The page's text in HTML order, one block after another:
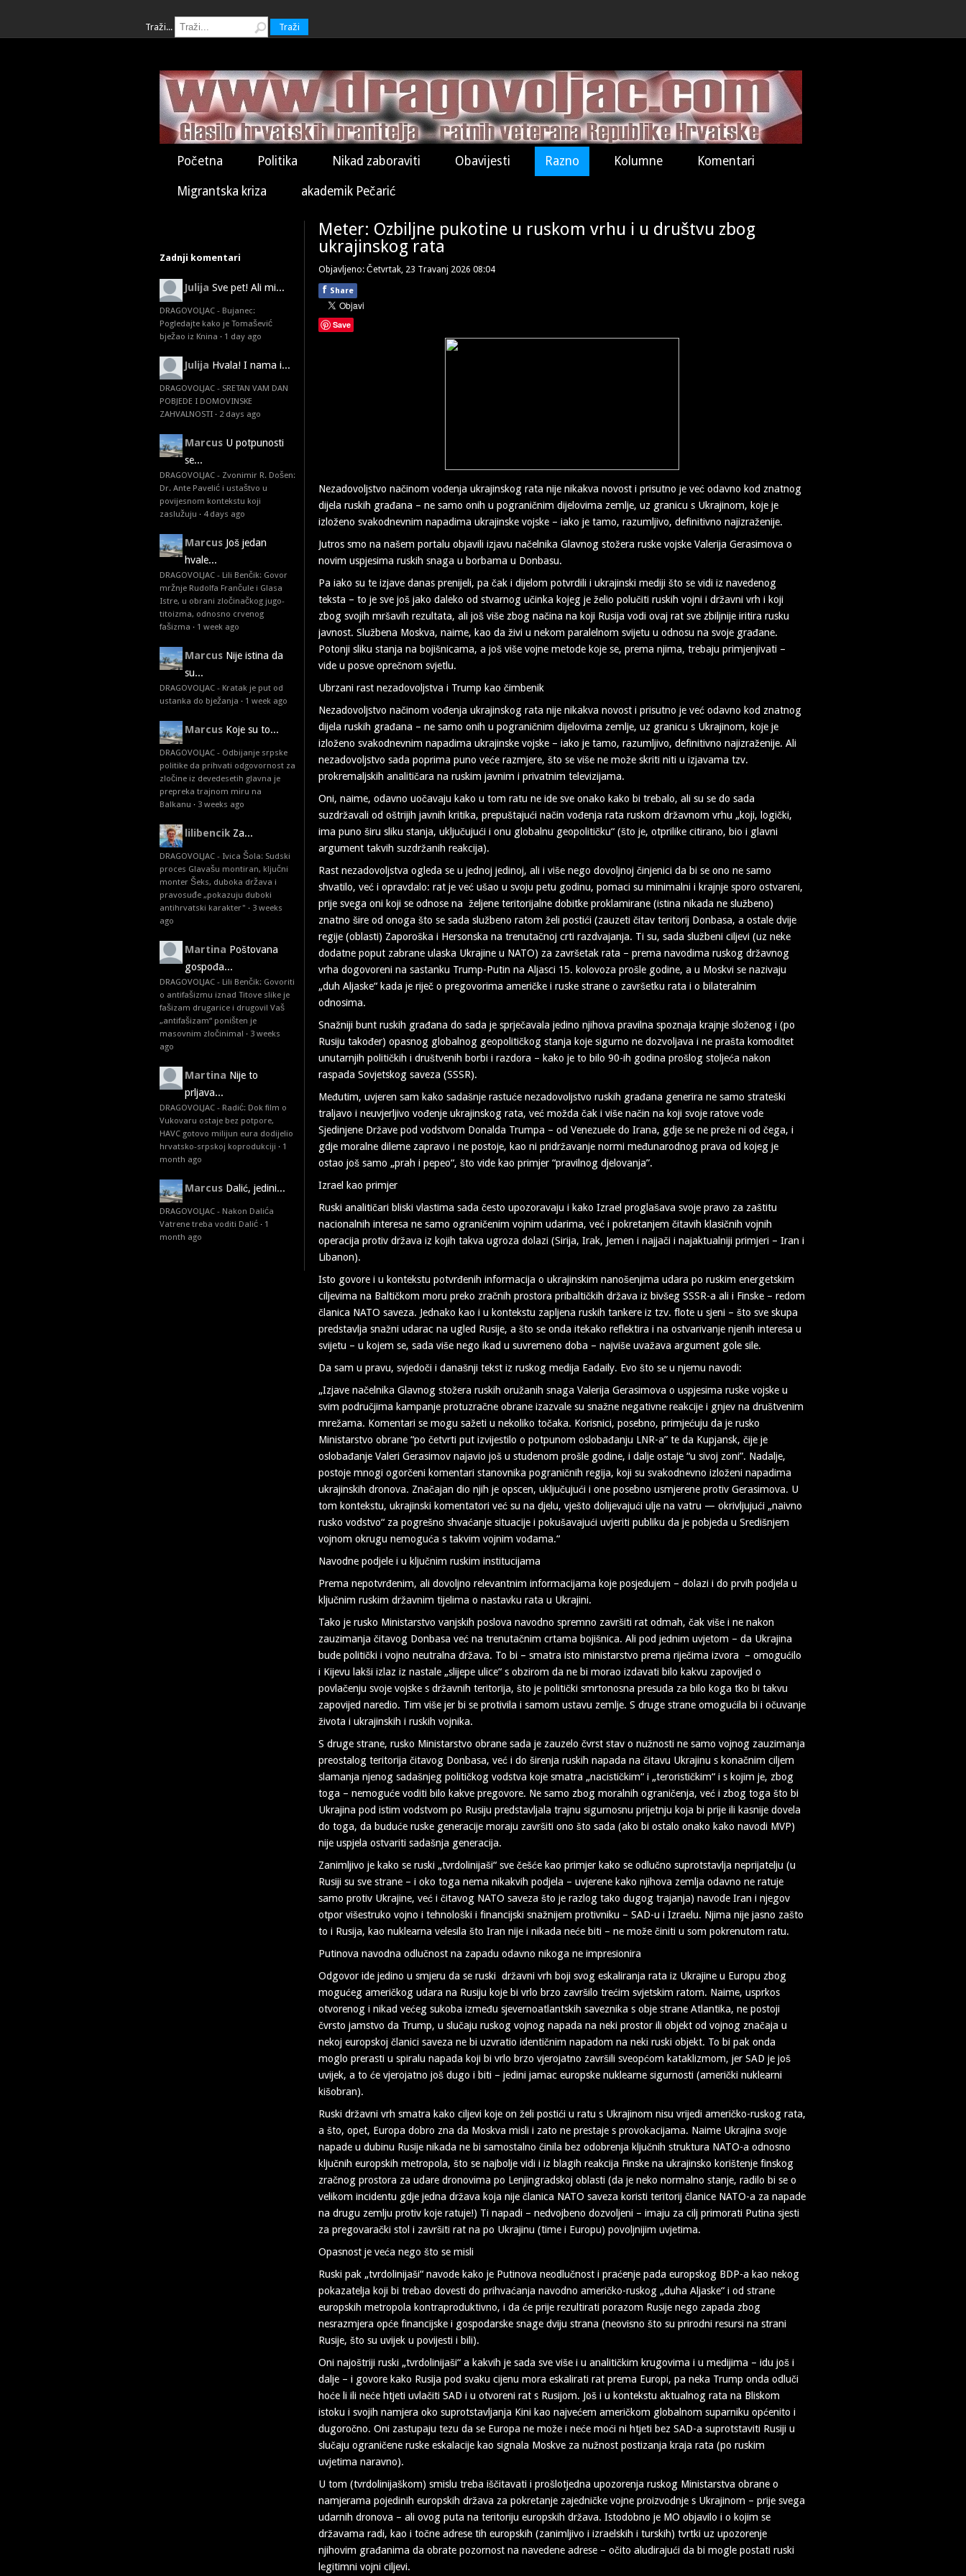
Traži... Traži
Početna Politika Nikad zaboraviti Obavijesti Razno Kolumne Komentari
Migrantska kriza akademik Pečarić
Zadnji komentari
Julija Sve pet! Ali mi...
DRAGOVOLJAC - Bujanec:
Pogledajte kako je Tomašević
bježao iz Knina · 1 day ago
Julija Hvala! I nama i...
DRAGOVOLJAC - SRETAN VAM DAN
POBJEDE I DOMOVINSKE
ZAHVALNOSTI · 2 days ago
Marcus U potpunosti
se...
DRAGOVOLJAC - Zvonimir R. Došen:
Dr. Ante Pavelić i ustaštvo u
povijesnom kontekstu koji
zaslužuju · 4 days ago
Marcus Još jedan
hvale...
DRAGOVOLJAC - Lili Benčik: Govor
mržnje Rudolfa Frančule i Glasa
Istre, u obrani zločinačkog jugo-
titoizma, odnosno crvenog
fašizma · 1 week ago
Marcus Nije istina da
su...
DRAGOVOLJAC - Kratak je put od
ustanka do bježanja · 1 week ago
Marcus Koje su to...
DRAGOVOLJAC - Odbijanje srpske
politike da prihvati odgovornost za
zločine iz devedesetih glavna je
prepreka trajnom miru na
Balkanu · 3 weeks ago
lilibencik Za...
DRAGOVOLJAC - Ivica Šola: Sudski
proces Glavašu montiran, ključni
monter Šeks, duboka država i
pravosuđe „pokazuju duboki
antihrvatski karakter" · 3 weeks
ago
Martina Poštovana
gospođa...
DRAGOVOLJAC - Lili Benčik: Govoriti
o antifašizmu iznad Titove slike je
fašizam drugarice i drugovi! Vaš
„antifašizam“ poništen je
masovnim zločinima! · 3 weeks
ago
Martina Nije to
prljava...
DRAGOVOLJAC - Radić: Dok film o
Vukovaru ostaje bez potpore,
HAVC gotovo milijun eura dodijelio
hrvatsko-srpskoj koprodukciji · 1
month ago
Marcus Dalić, jedini...
DRAGOVOLJAC - Nakon Dalića
Vatrene treba voditi Dalić · 1
month ago
Meter: Ozbiljne pukotine u ruskom vrhu i u društvu zbog
ukrajinskog rata
Objavljeno: Četvrtak, 23 Travanj 2026 08:04
f Share
Save
Nezadovoljstvo načinom vođenja ukrajinskog rata nije nikakva novost i prisutno je već odavno kod znatnog
dijela ruskih građana – ne samo onih u pograničnim dijelovima zemlje, uz granicu s Ukrajinom, koje je
izloženo svakodnevnim napadima ukrajinske vojske – iako je tamo, razumljivo, definitivno najizraženije.
Jutros smo na našem portalu objavili izjavu načelnika Glavnog stožera ruske vojske Valerija Gerasimova o
novim uspjesima ruskih snaga u borbama u Donbasu.
Pa iako su te izjave danas prenijeli, pa čak i dijelom potvrdili i ukrajinski mediji što se vidi iz navedenog
teksta – to je sve još jako daleko od stvarnog učinka kojeg je želio polučiti ruskih vojni i državni vrh i koji
zbog svojih mršavih rezultata, ali još više zbog načina na koji Rusija vodi ovaj rat sve zbiljnije iritira rusku
javnost. Službena Moskva, naime, kao da živi u nekom paralelnom svijetu u odnosu na svoje građane.
Potonji sliku stanja na bojišnicama, a još više vojne metode koje se, prema njima, trebaju primjenjivati –
vide u posve oprečnom svjetlu.
Ubrzani rast nezadovoljstva i Trump kao čimbenik
Nezadovoljstvo načinom vođenja ukrajinskog rata nije nikakva novost i prisutno je već odavno kod znatnog
dijela ruskih građana – ne samo onih u pograničnim dijelovima zemlje, uz granicu s Ukrajinom, koje je
izloženo svakodnevnim napadima ukrajinske vojske – iako je tamo, razumljivo, definitivno najizraženije. Ali
nezadovoljstvo sada poprima puno veće razmjere, što se više ne može skriti niti u izjavama tzv.
prokremaljskih analitičara na ruskim javnim i privatnim televizijama.
Oni, naime, odavno uočavaju kako u tom ratu ne ide sve onako kako bi trebalo, ali su se do sada
suzdržavali od oštrijih javnih kritika, prepuštajući način vođenja rata ruskom državnom vrhu „koji, logički,
ima puno širu sliku stanja, uključujući i onu globalnu geopolitičku“ (što je, otprilike citirano, bio i glavni
argument takvih suzdržanih reakcija).
Rast nezadovoljstva ogleda se u jednoj jedinoj, ali i više nego dovoljnoj činjenici da bi se ono ne samo
shvatilo, već i opravdalo: rat je već ušao u svoju petu godinu, pomaci su minimalni i krajnje sporo ostvareni,
prije svega oni koji se odnose na željene teritorijalne dobitke proklamirane (istina nikada ne službeno)
znatno šire od onoga što se sada službeno ratom želi postići (zauzeti čitav teritorij Donbasa, a ostale dvije
regije (oblasti) Zaporoška i Hersonska na trenutačnoj crti razdvajanja. Ti su, sada službeni ciljevi (uz neke
dodatne poput zabrane ulaska Ukrajine u NATO) za završetak rata – prema navodima ruskog državnog
vrha dogovoreni na sastanku Trump-Putin na Aljasci 15. kolovoza prošle godine, a u Moskvi se nazivaju
„duh Aljaske“ kada je riječ o pregovorima američke i ruske strane o završetku rata i o bilateralnim
odnosima.
Snažniji bunt ruskih građana do sada je sprječavala jedino njihova pravilna spoznaja krajnje složenog i (po
Rusiju također) opasnog globalnog geopolitičkog stanja koje sigurno ne dozvoljava i ne prašta komoditet
unutarnjih političkih i društvenih borbi i razdora – kako je to bilo 90-ih godina prošlog stoljeća nakon
raspada Sovjetskog saveza (SSSR).
Međutim, uvjeren sam kako sadašnje rastuće nezadovoljstvo ruskih građana generira ne samo strateški
traljavo i neuvjerljivo vođenje ukrajinskog rata, već možda čak i više način na koji svoje ratove vode
Sjedinjene Države pod vodstvom Donalda Trumpa – od Venezuele do Irana, gdje se ne preže ni od čega, i
gdje moralne dileme zapravo i ne postoje, kao ni pridržavanje normi međunarodnog prava od kojeg je
ostao još samo „prah i pepeo“, što vide kao primjer “pravilnog djelovanja”.
Izrael kao primjer
Ruski analitičari bliski vlastima sada često upozoravaju i kako Izrael proglašava svoje pravo za zaštitu
nacionalnih interesa ne samo ograničenim vojnim udarima, već i pokretanjem čitavih klasičnih vojnih
operacija protiv država iz kojih takva ugroza dolazi (Sirija, Irak, Jemen i najjači i najaktualniji primjeri – Iran i
Libanon).
Isto govore i u kontekstu potvrđenih informacija o ukrajinskim nanošenjima udara po ruskim energetskim
ciljevima na Baltičkom moru preko zračnih prostora pribaltičkih država iz bivšeg SSSR-a ali i Finske – redom
članica NATO saveza. Jednako kao i u kontekstu zapljena ruskih tankere iz tzv. flote u sjeni – što sve skupa
predstavlja snažni udarac na ugled Rusije, a što se onda itekako reflektira i na ostvarivanje njenih interesa u
svijetu – u kojem se, sada više nego ikad u suvremeno doba – najviše uvažava argument gole sile.
Da sam u pravu, svjedoči i današnji tekst iz ruskog medija Eadaily. Evo što se u njemu navodi:
„Izjave načelnika Glavnog stožera ruskih oružanih snaga Valerija Gerasimova o uspjesima ruske vojske u
svim područjima kampanje protuzračne obrane izazvale su snažne negativne reakcije i gnjev na društvenim
mrežama. Komentari se mogu sažeti u nekoliko točaka. Korisnici, posebno, primjećuju da je rusko
Ministarstvo obrane “po četvrti put izvijestilo o potpunom oslobađanju LNR-a” te da Kupjansk, čije je
oslobađanje Valeri Gerasimov najavio još u studenom prošle godine, i dalje ostaje “u sivoj zoni”. Nadalje,
postoje mnogi ogorčeni komentari stanovnika pograničnih regija, koji su svakodnevno izloženi napadima
ukrajinskih dronova. Značajan dio njih je opscen, uključujući i one posebno usmjerene protiv Gerasimova. U
tom kontekstu, ukrajinski komentatori već su na djelu, vješto dolijevajući ulje na vatru — okrivljujući „naivno
rusko vodstvo“ za pogrešno shvaćanje situacije i pokušavajući uvjeriti publiku da je pobjeda u Središnjem
vojnom okrugu nemoguća s takvim vojnim vođama.“
Navodne podjele i u ključnim ruskim institucijama
Prema nepotvrđenim, ali dovoljno relevantnim informacijama koje posjedujem – dolazi i do prvih podjela u
ključnim ruskim državnim tijelima o nastavku rata u Ukrajini.
Tako je rusko Ministarstvo vanjskih poslova navodno spremno završiti rat odmah, čak više i ne nakon
zauzimanja čitavog Donbasa već na trenutačnim crtama bojišnica. Ali pod jednim uvjetom – da Ukrajina
bude politički i vojno neutralna država. To bi – smatra isto ministarstvo prema riječima izvora – omogućilo
i Kijevu lakši izlaz iz nastale „slijepe ulice“ s obzirom da ne bi morao izdavati bilo kakvu zapovijed o
povlačenju svoje vojske s državnih teritorija, što je politički smrtonosna presuda za bilo koga tko bi takvu
zapovijed naredio. Tim više jer bi se protivila i samom ustavu zemlje. S druge strane omogućila bi i očuvanje
života i ukrajinskih i ruskih vojnika.
S druge strane, rusko Ministarstvo obrane sada je zauzelo čvrst stav o nužnosti ne samo vojnog zauzimanja
preostalog teritorija čitavog Donbasa, već i do širenja ruskih napada na čitavu Ukrajinu s konačnim ciljem
slamanja njenog sadašnjeg političkog vodstva koje smatra „nacističkim“ i „terorističkim“ i s kojim je, zbog
toga – nemoguće voditi bilo kakve pregovore. Ne samo zbog moralnih ograničenja, već i zbog toga što bi
Ukrajina pod istim vodstvom po Rusiju predstavljala trajnu sigurnosnu prijetnju koja bi prije ili kasnije dovela
do toga, da buduće ruske generacije moraju završiti ono što sada (ako bi ostalo onako kako navodi MVP)
nije uspjela ostvariti sadašnja generacija.
Zanimljivo je kako se ruski „tvrdolinijaši“ sve češće kao primjer kako se odlučno suprotstavlja neprijatelju (u
Rusiji su sve strane – i oko toga nema nikakvih podjela – uvjerene kako njihova zemlja odavno ne ratuje
samo protiv Ukrajine, već i čitavog NATO saveza što je razlog tako dugog trajanja) navode Iran i njegov
otpor višestruko vojno i tehnološki i financijski snažnijem protivniku – SAD-u i Izraelu. Njima nije jasno zašto
to i Rusija, kao nuklearna velesila što Iran nije i nikada neće biti – ne može činiti u som pokrenutom ratu.
Putinova navodna odlučnost na zapadu odavno nikoga ne impresionira
Odgovor ide jedino u smjeru da se ruski državni vrh boji svog eskaliranja rata iz Ukrajine u Europu zbog
mogućeg američkog udara na Rusiju koje bi vrlo brzo završilo trećim svjetskim ratom. Naime, usprkos
otvorenog i nikad većeg sukoba između sjevernoatlantskih saveznika s obje strane Atlantika, ne postoji
čvrsto jamstvo da Trump, u slučaju ruskog vojnog napada na neki prostor ili objekt od vojnog značaja u
nekoj europskoj članici saveza ne bi uzvratio identičnim napadom na neki ruski objekt. To bi pak onda
moglo prerasti u spiralu napada koji bi vrlo brzo vjerojatno završili sveopćom kataklizmom, jer SAD je još
uvijek, a to će vjerojatno još dugo i biti – jedini jamac europske nuklearne sigurnosti (američki nuklearni
kišobran).
Ruski državni vrh smatra kako ciljevi koje on želi postići u ratu s Ukrajinom nisu vrijedi američko-ruskog rata,
a što, opet, Europa dobro zna da Moskva misli i zato ne prestaje s provokacijama. Naime Ukrajina svoje
napade u dubinu Rusije nikada ne bi samostalno činila bez odobrenja ključnih struktura NATO-a odnosno
ključnih europskih metropola, što se najbolje vidi i iz blagih reakcija Finske na ukrajinsko korištenje finskog
zračnog prostora za udare dronovima po Lenjingradskoj oblasti (da je neko normalno stanje, radilo bi se o
velikom incidentu gdje jedna država koja nije članica NATO saveza koristi teritorij članice NATO-a za napade
na drugu zemlju protiv koje ratuje!) Ti napadi – nedvojbeno dozvoljeni – imaju za cilj primorati Putina sjesti
za pregovarački stol i završiti rat na po Ukrajinu (time i Europu) povoljnijim uvjetima.
Opasnost je veća nego što se misli
Ruski pak „tvrdolinijaši“ navode kako je Putinova neodlučnost i praćenje pada europskog BDP-a kao nekog
pokazatelja koji bi trebao dovesti do prihvaćanja navodno američko-ruskog „duha Aljaske“ i od strane
europskih metropola kontraproduktivno, i da će prije rezultirati porazom Rusije nego zapada zbog
nesrazmjera opće financijske i gospodarske snage dviju strana (neovisno što su prirodni resursi na strani
Rusije, što su uvijek u povijesti i bili).
Oni najoštriji ruski „tvrdolinijaši“ a kakvih je sada sve više i u analitičkim krugovima i u medijima – idu još i
dalje – i govore kako Rusija pod svaku cijenu mora eskalirati rat prema Europi, pa neka Trump onda odluči
hoće li ili neće htjeti uvlačiti SAD i u otvoreni rat s Rusijom. Još i u kontekstu aktualnog rata na Bliskom
istoku i svojih namjera oko suprotstavljanja Kini kao najvećem američkom globalnom suparniku općenito i
dugoročno. Oni zastupaju tezu da se Europa ne može i neće moći ni htjeti bez SAD-a suprotstaviti Rusiji u
slučaju ograničene ruske eskalacije kao signala Moskve za nužnost postizanja kraja rata (po ruskim
uvjetima naravno).
U tom (tvrdolinijaškom) smislu treba iščitavati i prošlotjedna upozorenja ruskog Ministarstva obrane o
namjerama pojedinih europskih država za pokretanje zajedničke vojne proizvodnje s Ukrajinom – prije svega
udarnih dronova – ali ovog puta na teritoriju europskih država. Istodobno je MO objavilo i o kojim se
državama radi, kao i točne adrese tih europskih (zanimljivo i izraelskih i turskih) tvrtki uz upozorenje
njihovim građanima da obrate pozornost na navedene adrese – očito aludirajući da bi mogle postati ruski
legitimni vojni ciljevi.